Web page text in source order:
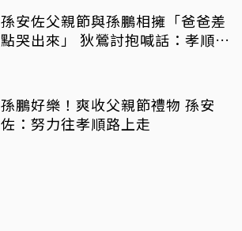
孫安佐父親節與孫鵬相擁「爸爸差
點哭出來」 狄鶯討抱喊話：孝順是
孫鵬好樂！爽收父親節禮物 孫安
佐：努力往孝順路上走